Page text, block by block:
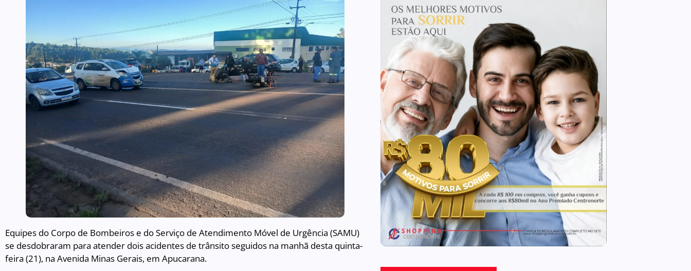
Equipes do Corpo de Bombeiros e do Serviço de Atendimento Móvel de Urgência (SAMU)
se desdobraram para atender dois acidentes de trânsito seguidos na manhã desta quinta-
feira (21), na Avenida Minas Gerais, em Apucarana.